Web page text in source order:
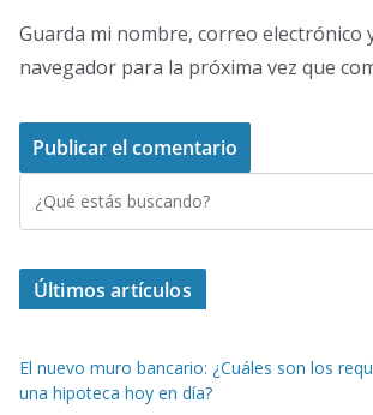
Guarda mi nombre, correo electrónico
navegador para la próxima vez que
Últimos artículos
El nuevo muro bancario: ¿Cuáles son los
una hipoteca hoy en día?